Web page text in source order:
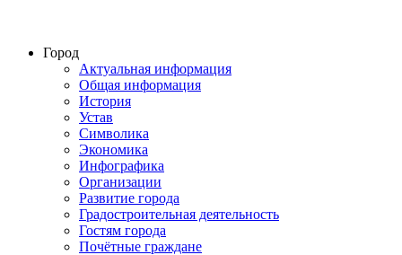
Город
Актуальная информация
Общая информация
История
Устав
Символика
Экономика
Инфографика
Организации
Развитие города
Градостроительная деятельность
Гостям города
Почётные граждане